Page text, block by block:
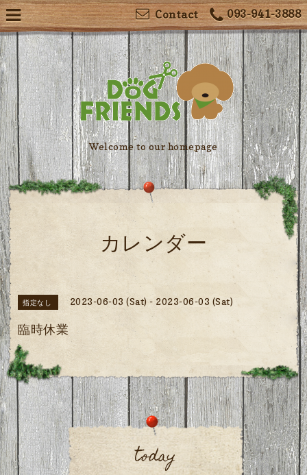
093-941-3888
Contact
Welcome to our homepage
カレンダー
指定なし 2023-06-03 (Sat) - 2023-06-03 (Sat)
臨時休業
today